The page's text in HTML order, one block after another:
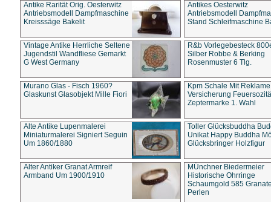
Antike Rarität Orig. Oesterwitz
Antriebsmodell Dampfmaschine
Kreisssäge Bakelit
Antikes Oesterwitz
Antriebsmodell
Stand Schleifmaschine
Vintage Antike Herrliche Seltene
Jugendstil Wandfliese Gemarkt
G West Germany
R&b Vorlegebesteck
Silber Robbe & Berking
Rosenmuster 6 Tlg.
Murano Glas - Fisch 1960?
Glaskunst Glasobjekt Mille Fiori
Kpm Schale Mit Reklame
Versicherung
Zeptermarke 1. Wahl
Alte Antike Lupenmalerei
Miniaturmalerei Signiert Seguin
Um 1860/1880
Toller Glücksbuddha
Unikat Happy Buddha
Glücksbringer Holzfigur
Alter Antiker Granat Armreif
Armband Um 1900/1910
MÜnchner Biedermeier
Historische Ohrringe
Schaumgold 585
Perlen